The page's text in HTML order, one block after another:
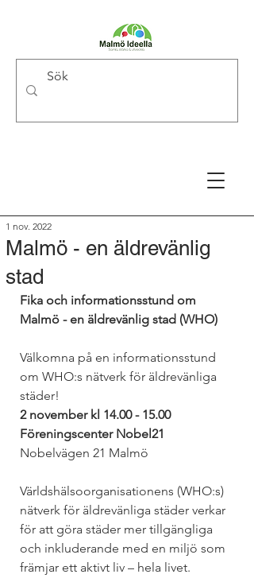
Malmö - en äldrevänlig
stad
1 nov. 2022
Fika och informationsstund om
Malmö - en äldrevänlig stad (WHO)
Välkomna på en informationsstund
om WHO:s nätverk för äldrevänliga
städer!
2 november kl 14.00 - 15.00
Föreningscenter Nobel21
Nobelvägen 21 Malmö
Världshälsoorganisationens (WHO:s)
nätverk för äldrevänliga städer verkar
för att göra städer mer tillgängliga
och inkluderande med en miljö som
främjar ett aktivt liv – hela livet.